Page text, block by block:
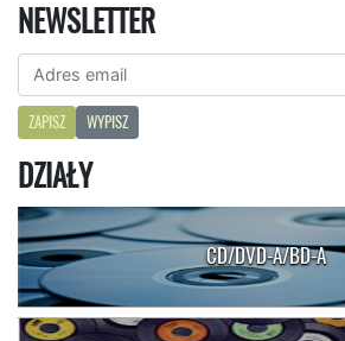
NEWSLETTER
ZAPISZ WYPISZ
DZIAŁY
CD/DVD-A/BD-A